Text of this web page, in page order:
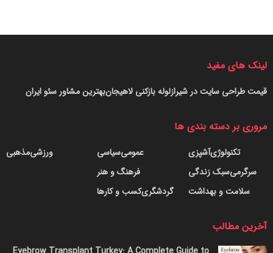
لینک های مفید
بهترین مشاور سئو ایرانلوله بازکنی لاهیجانقیمت طراحی سایت در شیراز
مروری بر دسته بندی ها
آشپزیتکنولوژی
سبک زندگیسرگرمی
سلامت و بهداشت
سیاسیعمومی
فرهنگ و هنر
کسب و کارهاگردشگری
مذهبیورزشی
آخرین مطالب